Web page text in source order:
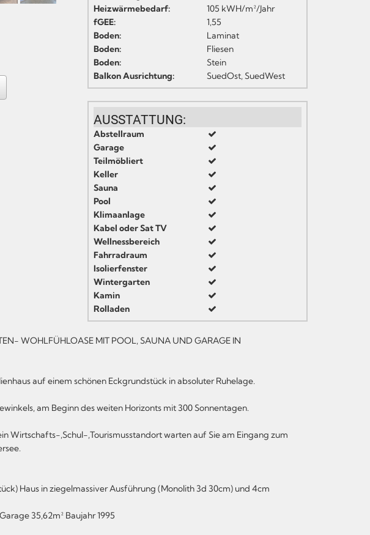
Heizwärmebedarf:
105 kWH/m²/Jahr
fGEE:
1,55
Boden:
Laminat
Boden:
Fliesen
Boden:
Stein
Balkon Ausrichtung:
SuedOst, SuedWest
AUSSTATTUNG:
Abstellraum
Garage
Teilmöbliert
Keller
Sauna
Pool
Klimaanlage
Kabel oder Sat TV
Wellnessbereich
Fahrradraum
Isolierfenster
Wintergarten
Kamin
Rolladen
WOHLFÜHLOASE MIT POOL, SAUNA UND GARAGE IN
auf einem schönen Eckgrundstück in absoluter Ruhelage.
am Beginn des weiten Horizonts mit 300 Sonnentagen.
Wirtschafts-,Schul-,Tourismusstandort warten auf Sie am Eingang zum
Haus in ziegelmassiver Ausführung (Monolith 3d 30cm) und 4cm
35,62m² Baujahr 1995